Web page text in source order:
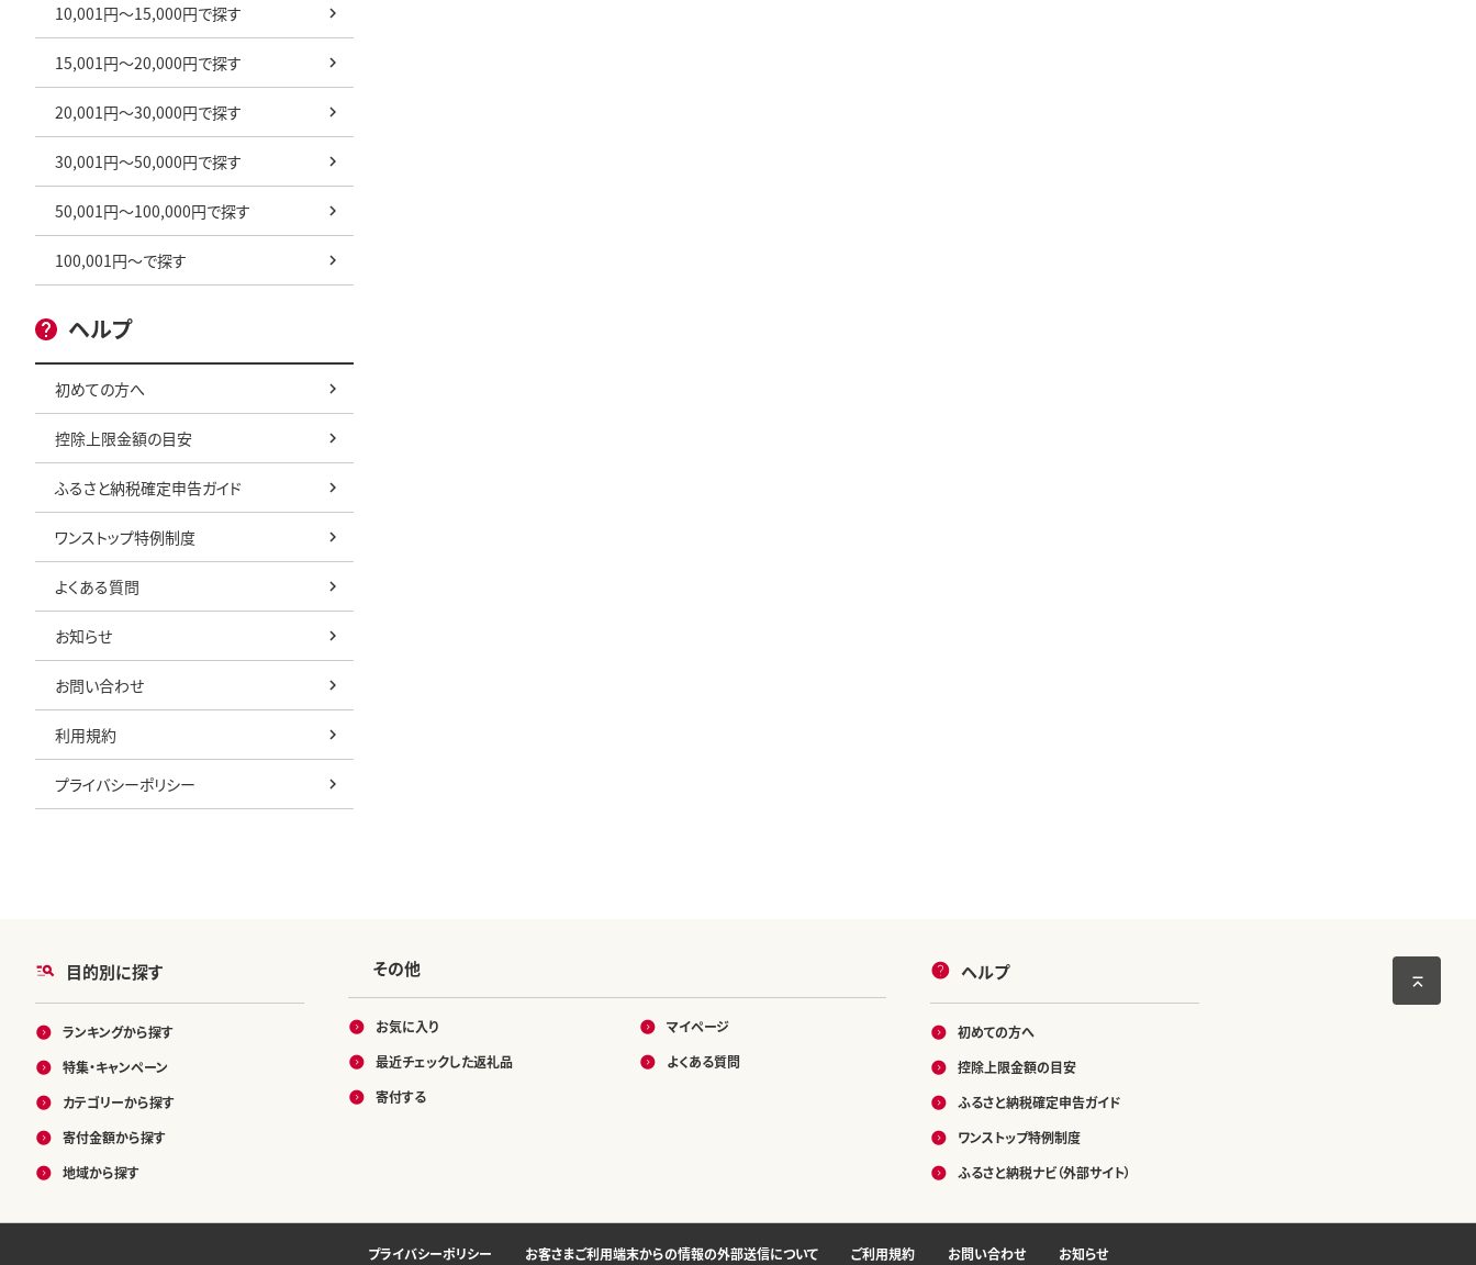
10,001円～15,000円で探す
15,001円～20,000円で探す
20,001円～30,000円で探す
30,001円～50,000円で探す
50,001円～100,000円で探す
100,001円～で探す
ヘルプ
初めての方へ
控除上限金額の目安
ふるさと納税確定申告ガイド
ワンストップ特例制度
よくある質問
お知らせ
お問い合わせ
利用規約
プライバシーポリシー
目的別に探す
ランキングから探す
特集・キャンペーン
カテゴリーから探す
寄付金額から探す
地域から探す
その他
お気に入り
最近チェックした返礼品
寄付する
マイページ
よくある質問
ヘルプ
初めての方へ
控除上限金額の目安
ふるさと納税確定申告ガイド
ワンストップ特例制度
ふるさと納税ナビ（外部サイト）
プライバシーポリシー お客さまご利用端末からの情報の外部送信について ご利用規約 お問い合わせ お知らせ